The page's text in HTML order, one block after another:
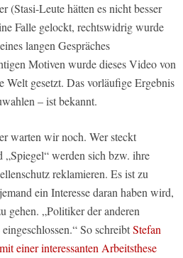
(Stasi-Leute hätten es nicht besser
Falle gelockt, rechtswidrig wurde
langen Gespräches
Motiven wurde dieses Video von
Welt gesetzt. Das vorläufige Ergebnis
– ist bekannt.
warten wir noch. Wer steckt
„Spiegel“ werden sich bzw. ihre
reklamieren. Es ist zu
ein Interesse daran haben wird,
gehen. „Politiker der anderen
So schreibtStefan
einer interessanten Arbeitsthese